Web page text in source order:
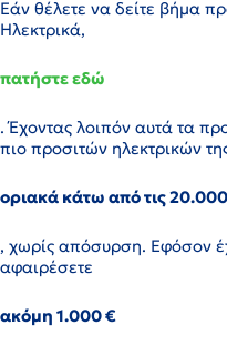
Εάν θέλετε να δείτε βήμα
Ηλεκτρικά,
πατήστε εδώ
. Έχοντας λοιπόν αυτά τα
πιο προσιτών ηλεκτρικών
οριακά κάτω από τις
, χωρίς απόσυρση. Εφόσον
αφαιρέσετε
ακόμη 1.000 €